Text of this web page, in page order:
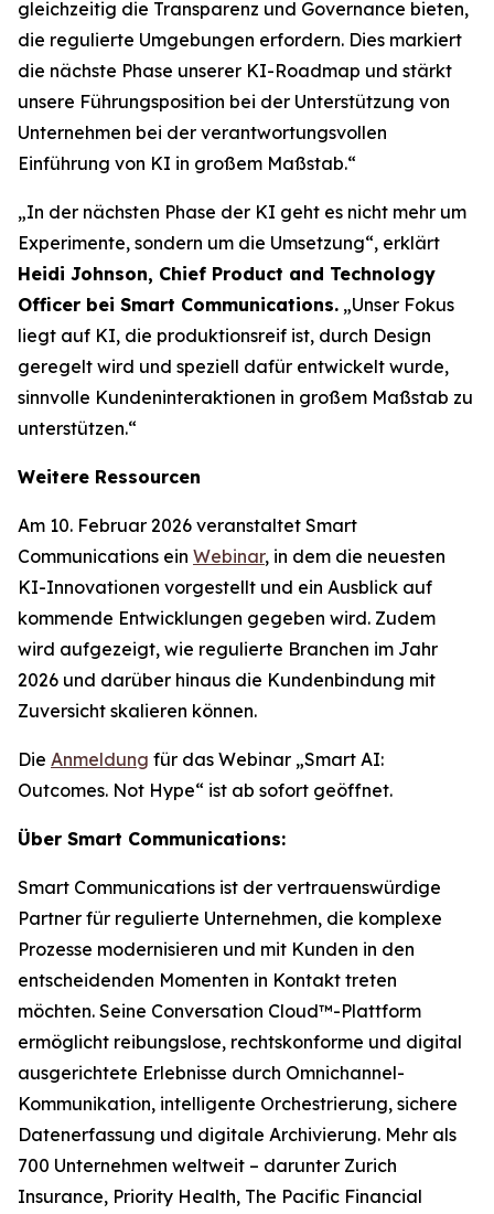
gleichzeitig die Transparenz und Governance bieten,
die regulierte Umgebungen erfordern. Dies markiert
die nächste Phase unserer KI-Roadmap und stärkt
unsere Führungsposition bei der Unterstützung von
Unternehmen bei der verantwortungsvollen
Einführung von KI in großem Maßstab.“
„In der nächsten Phase der KI geht es nicht mehr um
Experimente, sondern um die Umsetzung“, erklärt
Heidi Johnson, Chief Product and Technology
Officer bei Smart Communications. „Unser Fokus
liegt auf KI, die produktionsreif ist, durch Design
geregelt wird und speziell dafür entwickelt wurde,
sinnvolle Kundeninteraktionen in großem Maßstab zu
unterstützen.“
Weitere Ressourcen
Am 10. Februar 2026 veranstaltet Smart
Communications ein Webinar, in dem die neuesten
KI-Innovationen vorgestellt und ein Ausblick auf
kommende Entwicklungen gegeben wird. Zudem
wird aufgezeigt, wie regulierte Branchen im Jahr
2026 und darüber hinaus die Kundenbindung mit
Zuversicht skalieren können.
Die Anmeldung für das Webinar „Smart AI:
Outcomes. Not Hype“ ist ab sofort geöffnet.
Über Smart Communications:
Smart Communications ist der vertrauenswürdige
Partner für regulierte Unternehmen, die komplexe
Prozesse modernisieren und mit Kunden in den
entscheidenden Momenten in Kontakt treten
möchten. Seine Conversation Cloud™-Plattform
ermöglicht reibungslose, rechtskonforme und digital
ausgerichtete Erlebnisse durch Omnichannel-
Kommunikation, intelligente Orchestrierung, sichere
Datenerfassung und digitale Archivierung. Mehr als
700 Unternehmen weltweit – darunter Zurich
Insurance, Priority Health, The Pacific Financial